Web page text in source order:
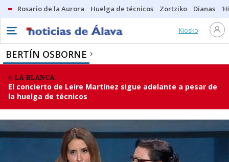
Rosario de la Aurora Huelga de técnicos Zortziko Dianas
Kiosko
BERTÍN OSBORNE
LA BLANCA
El concierto de Leire Martínez sigue adelante a pesar de
la huelga de técnicos